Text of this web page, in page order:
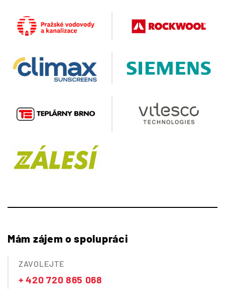
Mám zájem o spolupráci
ZAVOLEJTE
+ 420 720 865 068